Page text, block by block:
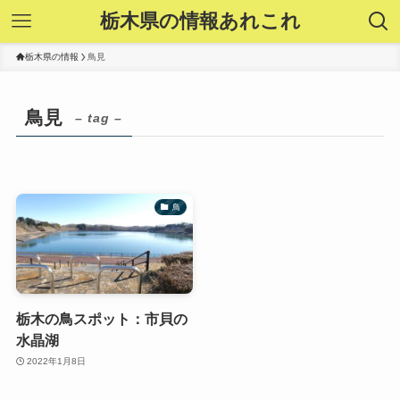
栃木県の情報あれこれ
栃木県の情報 鳥見
鳥見 – tag –
鳥
栃木の鳥スポット：市貝の
水晶湖
2022年1月8日